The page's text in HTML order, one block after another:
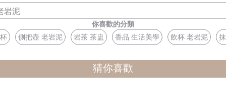
岩泥
你喜歡的分類
側把壺 老岩泥 岩茶 茶盅 香品 生活美學 飲杯 老岩泥
猜你喜歡